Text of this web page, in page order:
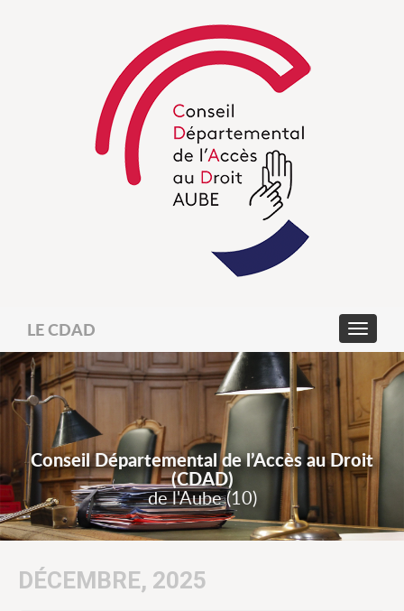
LE CDAD
Conseil Départemental de l’Accès au Droit
(CDAD)
de l'Aube (10)
DÉCEMBRE, 2025